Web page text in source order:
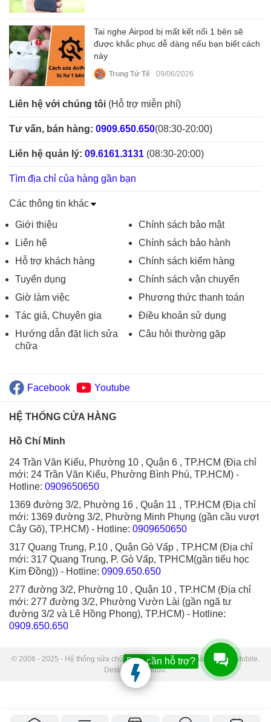
Tai nghe Airpod bị mất kết nối 1 bên sẽ
được khắc phục dễ dàng nếu bạn biết cách
này
Trung Tử Tế 09/06/2026
Liên hệ với chúng tôi (Hỗ trợ miễn phí)
Tư vấn, bán hàng: 0909.650.650(08:30-20:00)
Liên hệ quản lý: 09.6161.3131 (08:30-20:00)
Tìm địa chỉ của hàng gần bạn
Các thông tin khác
Giới thiệu
Liên hệ
Hỗ trợ khách hàng
Tuyển dụng
Giờ làm việc
Tác giả, Chuyên gia
Hướng dẫn đặt lịch sửa
chữa
Chính sách bảo mật
Chính sách bảo hành
Chính sách kiểm hàng
Chính sách vận chuyển
Phương thức thanh toán
Điều khoản sử dụng
Câu hỏi thường gặp
Facebook Youtube
HỆ THỐNG CỬA HÀNG
Hồ Chí Minh
24 Trần Văn Kiểu, Phường 10 , Quận 6 , TP.HCM (Địa chỉ
mới: 24 Trần Văn Kiểu, Phường Bình Phú, TP.HCM) -
Hotline: 0909650650
1369 đường 3/2, Phường 16 , Quận 11 , TP.HCM (Địa chỉ
mới: 1369 đường 3/2, Phường Minh Phụng (gần cầu vượt
Cây Gõ), TP.HCM) - Hotline: 0909650650
317 Quang Trung, P.10 , Quận Gò Vấp , TP.HCM (Địa chỉ
mới: 317 Quang Trung, P. Gò Vấp, TPHCM(gần tiểu học
Kim Đồng)) - Hotline: 0909.650.650
277 đường 3/2, Phường 10 , Quận 10 , TP.HCM (Địa chỉ
mới: 277 đường 3/2, Phường Vườn Lài (gần ngã tư
đường 3/2 và Lê Hồng Phong), TP.HCM) - Hotline:
0909.650.650
© 2006 - 2025 - Hệ thống sửa chữa điện thoại di động Thành Trung Mobile.
Designed by Sudo.
Bạn cần hỗ trợ?